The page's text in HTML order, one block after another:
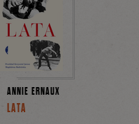
ANNIE ERNAUX
LATA